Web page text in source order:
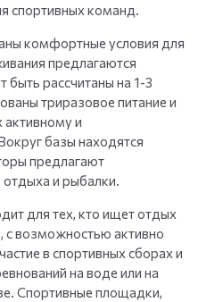
спортивных команд.
комфортные условия для
предлагаются
рассчитаны на 1-3
триразовое питание и
и
базы находятся
предлагают
и рыбалки.
для тех, кто ищет отдых
с возможностью активно
в спортивных сборах и
на воде или на
Спортивные площадки,